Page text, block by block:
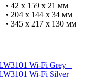
• 42 x 159 x 21 мм
• 204 x 144 x 34 мм
• 345 x 217 x 130 мм
Wi-Fi Grey
Wi-Fi Silver